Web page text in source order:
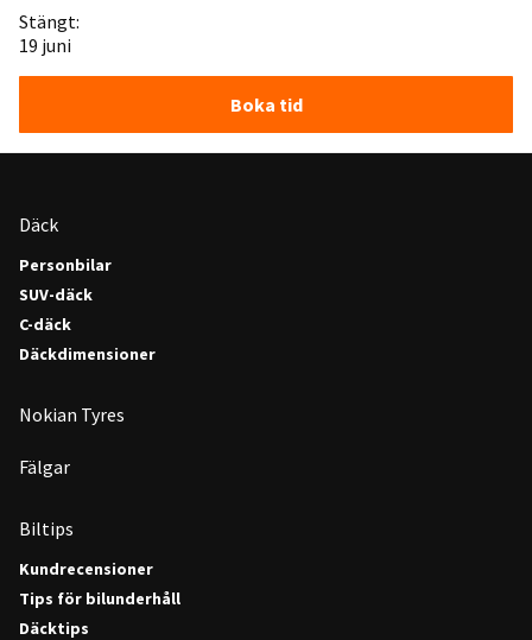
Stängt:
19 juni
Boka tid
Däck
Personbilar
SUV-däck
C-däck
Däckdimensioner
Nokian Tyres
Fälgar
Biltips
Kundrecensioner
Tips för bilunderhåll
Däcktips